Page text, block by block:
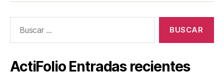
ActiFolio Entradas recientes